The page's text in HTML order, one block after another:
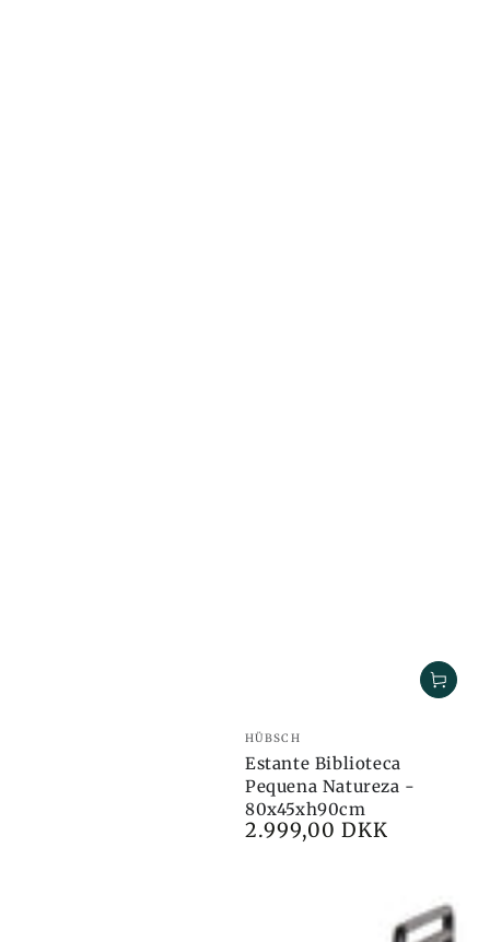
Marca:
HÜBSCH
Estante Biblioteca
Pequena Natureza -
80x45xh90cm
Preço
2.999,00 DKK